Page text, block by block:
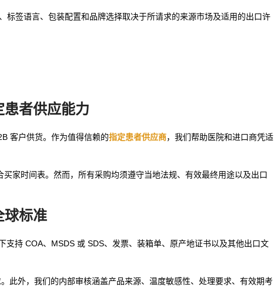
签语言、包装配置和品牌选择取决于所请求的来源市场及适用的出口许
患者供应能力
客户供货。作为值得信赖的指定患者供应商，我们帮助医院和进口商凭适
家时间表。然而，所有采购均须遵守当地法规、有效最终用途以及出口
球标准
持 COA、MSDS 或 SDS、发票、装箱单、原产地证书以及其他出口文
此外，我们的内部审核涵盖产品来源、温度敏感性、处理要求、有效期考